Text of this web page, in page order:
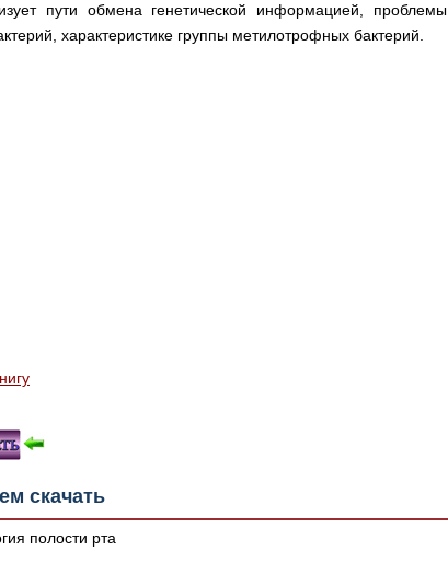
пути обмена генетической информацией, проблемы
характеристике группы метилотрофных бактерий.
скачать
полости рта